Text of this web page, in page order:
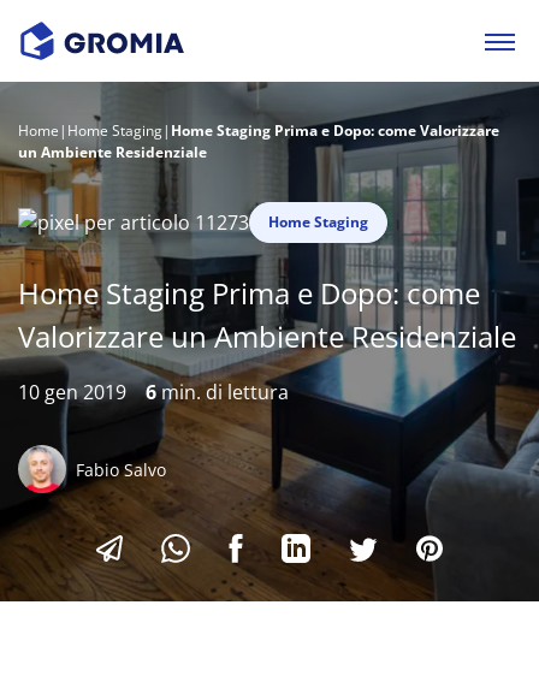
Home | Home Staging| Home Staging Prima e Dopo: come Valorizzare
un Ambiente Residenziale
Home Staging
Home Staging Prima e Dopo: come
Valorizzare un Ambiente Residenziale
10 gen 2019 6min. di lettura
Fabio Salvo